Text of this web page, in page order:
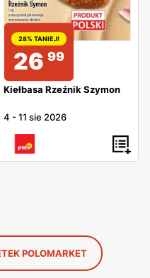
28% TANIEJ!
26 99
Kiełbasa Rzeźnik Szymon
4 -11 sie 2026
POLOMARKET